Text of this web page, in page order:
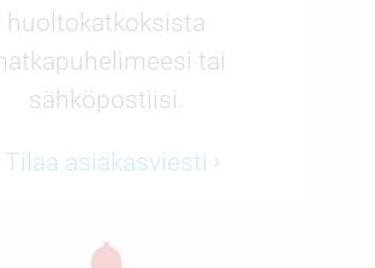
huoltokatkoksista
tai
sähköpostiisi.
Tilaa asiakasviesti